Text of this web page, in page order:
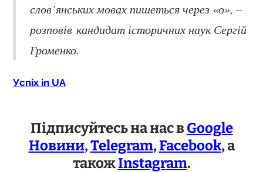
слов’янських мовах пишеться через «о», –
розповів кандидат історичних наук Сергій
Громенко.
Успіх in UA
Підписуйтесь на нас вGoogle
Новини,Telegram,Facebook, а
такожInstagram.